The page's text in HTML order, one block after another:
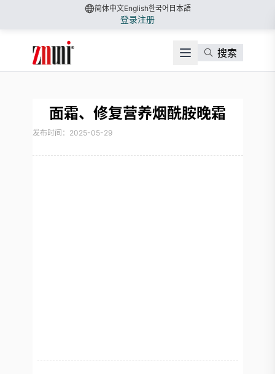
简体中文English한국어 日本語
登录注册
搜索
面霜、修复营养烟酰胺晚霜
发布时间：2025-05-29